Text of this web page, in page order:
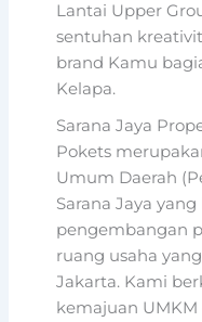
Lantai Upper
sentuhan
brand Kamu
Kelapa.
Sarana Jaya
Pokets
Umum Daerah
Sarana Jaya
pengembangan
ruang usaha
Jakarta. Kami
kemajuan